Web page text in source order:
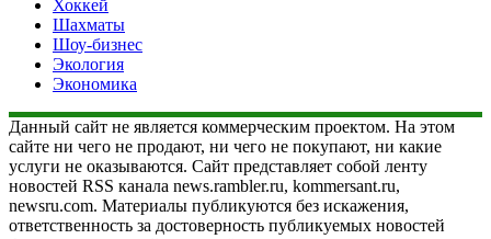
Хоккей
Шахматы
Шоу-бизнес
Экология
Экономика
Данный сайт не является коммерческим проектом. На этом
сайте ни чего не продают, ни чего не покупают, ни какие
услуги не оказываются. Сайт представляет собой ленту
новостей RSS канала news.rambler.ru, kommersant.ru,
newsru.com. Материалы публикуются без искажения,
ответственность за достоверность публикуемых новостей